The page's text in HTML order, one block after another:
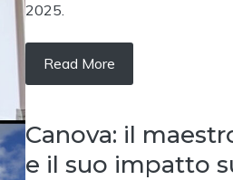
2025.
Read More
Canova: il
e il suo impatto